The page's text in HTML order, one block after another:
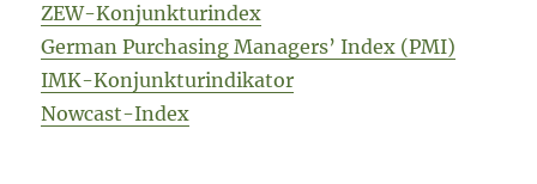
ZEW-Konjunkturindex
German Purchasing Managers’ Index (PMI)
IMK-Konjunkturindikator
Nowcast-Index